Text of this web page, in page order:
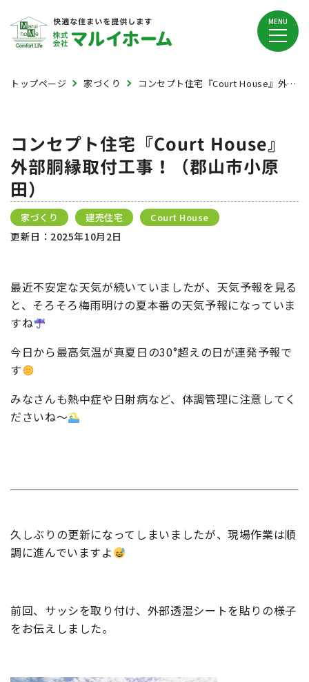
MENU
トップページ 家づくり コンセプト住宅『Court House』外部胴縁取付工事！（郡山市小原田）
コンセプト住宅『Court House』
外部胴縁取付工事！（郡山市小原
田）
家づくり 建売住宅 Court House
更新日： 2025年10月2日
最近不安定な天気が続いていましたが、天気予報を見る
と、そろそろ梅雨明けの夏本番の天気予報になっていま
すね
今日から最高気温が真夏日の30°超えの日が連発予報で
す
みなさんも熱中症や日射病など、体調管理に注意してく
ださいね～
久しぶりの更新になってしまいましたが、現場作業は順
調に進んでいますよ
前回、サッシを取り付け、外部透湿シートを貼りの様子
をお伝えしました。